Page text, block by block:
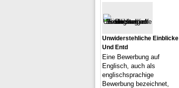
Unwiderstehliche Einblicke
Und Entd
Eine Bewerbung auf
Englisch, auch als
englischsprachige
Bewerbung bezeichnet,